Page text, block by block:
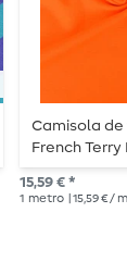
Camisola de
French Terry
15,59 € *
1 metro | 15,59 € /